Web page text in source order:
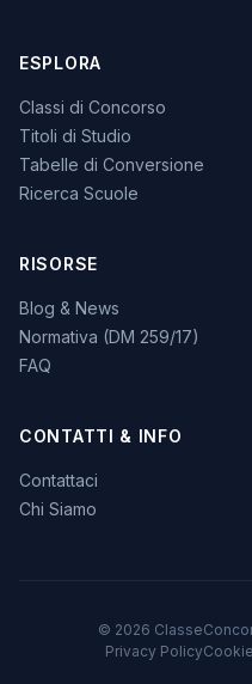
ESPLORA
Classi di Concorso
Titoli di Studio
Tabelle di Conversione
Ricerca Scuole
RISORSE
Blog & News
Normativa (DM 259/17)
FAQ
CONTATTI & INFO
Contattaci
Chi Siamo
© 2026
Privacy Policy